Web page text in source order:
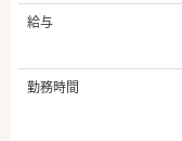
給与
勤務時間